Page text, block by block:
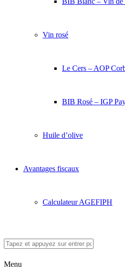
Vin rosé
Le Cers – AOP
BIB Rosé – IGP
Huile d’olive
Avantages fiscaux
Calculateur AGEFIPH
Menu